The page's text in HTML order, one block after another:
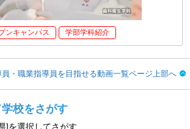
ンキャンパス 学部学科紹介
・職業指導員を目指せる動画一覧ページ上部へ
校をさがす
]を選択してさがす